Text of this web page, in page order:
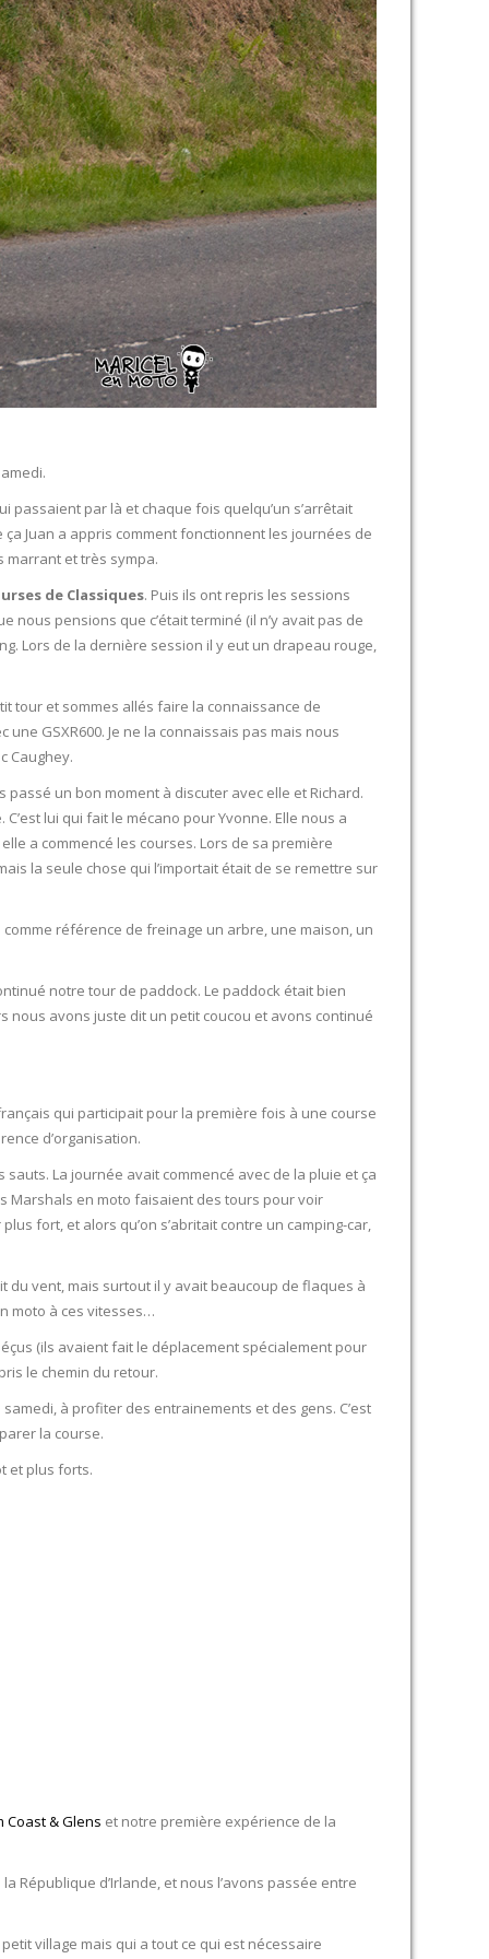
passaient par là et chaque fois quelqu’un s’arrêtait
Juan a appris comment fonctionnent les journées de
marrant et très sympa.
de Classiques. Puis ils ont repris les sessions
nous pensions que c’était terminé (il n’y avait pas de
Lors de la dernière session il y eut un drapeau rouge,
tour et sommes allés faire la connaissance de
GSXR600. Je ne la connaissais pas mais nous
Caughey.
un bon moment à discuter avec elle et Richard.
lui qui fait le mécano pour Yvonne. Elle nous a
a commencé les courses. Lors de sa première
la seule chose qui l’importait était de se remettre sur
référence de freinage un arbre, une maison, un
notre tour de paddock. Le paddock était bien
nous avons juste dit un petit coucou et avons continué
qui participait pour la première fois à une course
d’organisation.
La journée avait commencé avec de la pluie et ça
Marshals en moto faisaient des tours pour voir
fort, et alors qu’on s’abritait contre un camping-car,
du vent, mais surtout il y avait beaucoup de flaques à
moto à ces vitesses…
(ils avaient fait le déplacement spécialement pour
le chemin du retour.
à profiter des entrainements et des gens. C’est
la course.
et plus forts.
Coast & Glens et notre première expérience de la
République d’Irlande, et nous l’avons passée entre
village mais qui a tout ce qui est nécessaire